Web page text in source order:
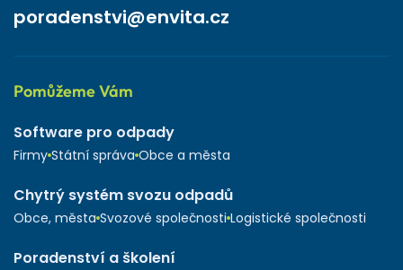
poradenstvi@envita.cz
Pomůžeme Vám
Software pro odpady
Firmy Státní správa Obce a města
Chytrý systém svozu odpadů
Obce, města Svozové společnosti Logistické společnosti
Poradenství a školení